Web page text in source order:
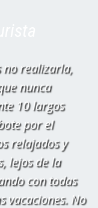
no realizarla,
nunca
10 largos
por el
relajados y
lejos de la
con todas
vacaciones. No